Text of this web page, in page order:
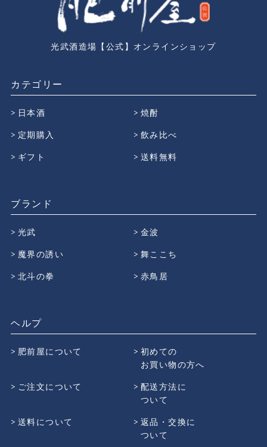
光武酒造場【公式】オンラインショップ
カテゴリー
日本酒
焼酎
定期購入
飲み比べ
ギフト
送料無料
ブランド
光武
金波
魔界の誘い
舞ここち
北斗の拳
赤鳥居
ヘルプ
肥前屋について
初めての
お買い物の方へ
ご注文について
配送方法に
ついて
送料について
返品・交換に
ついて